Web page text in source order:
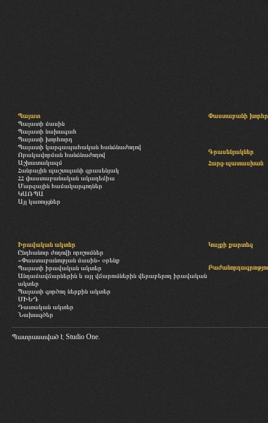
Պալատ
Պալատի մասին
Պալատի նախագահ
Պալատի խորհուրդ
Պալատի կարգապահական հանձնաժողով
Որակավորման հանձնաժողով
Աշխատակազմ
Հանրային պաշտպանի գրասենյակ
ՀՀ փաստաբանական ակադեմիա
Մարզային համակարգողներ
ԿԱՌՊԱ
Այլ կառույցներ
Փաստաբանի
Գրասենյակներ
Հարց-պատասխան
Իրավական ակտեր
Ընդհանուր ժողովի որոշումներ
«Փաստաբանության մասին» օրենք
Պալատի իրավական ակտեր
Անդամավճարներին և այլ վճարումներին վերաբերող իրավական
ակտեր
Պալատի գործող ներքին ակտեր
ՄԻԵԴ
Դատական ակտեր
Նախագծեր
Կայքի քարտեզ
Պատրաստված է Studio One.